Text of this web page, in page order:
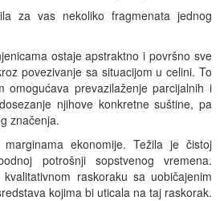
za vas nekoliko fragmenata jednog
ostaje apstraktno i površno sve
povezivanje sa situacijom u celini. To
omogućava prevazilaženje parcijalnih i
njihove konkretne suštine, pa
značenja.
ekonomije. Težila je čistoj
potrošnji sopstvenog vremena.
raskoraku sa uobičajenim
kojima bi uticala na taj raskorak.